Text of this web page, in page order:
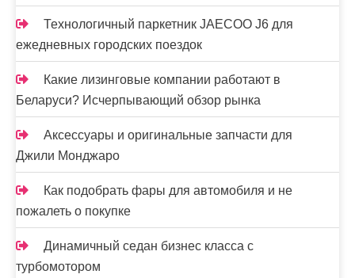
Технологичный паркетник JAECOO J6 для
ежедневных городских поездок
Какие лизинговые компании работают в
Беларуси? Исчерпывающий обзор рынка
Аксессуары и оригинальные запчасти для
Джили Монджаро
Как подобрать фары для автомобиля и не
пожалеть о покупке
Динамичный седан бизнес класса с
турбомотором